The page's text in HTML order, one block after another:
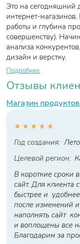
Это на сегодняшний
интернет-
работы и глубина
совершенству).
анализа
дизайн и верстку.
Подробнее
Отзывы
Магазин
★ ★ ★ ★ ★
Год создания:
Целевой регион:
В короткие сроки
сайт. Для клиента
быстрее и
после изменений и
наполнять сайт
и воплощены все
Благодарим за